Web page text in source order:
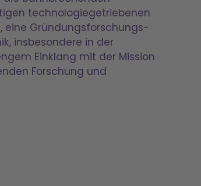
technologiegetriebenen
eine Gründungsforschungs-
insbesondere in der
Einklang mit der Mission
Forschung und